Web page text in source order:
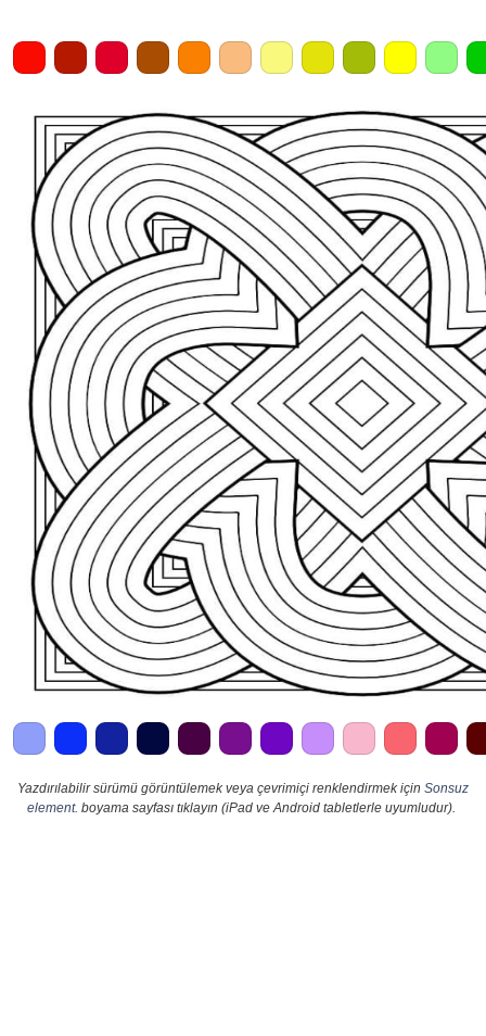
Yazdırılabilir sürümü görüntülemek veya çevrimiçi renklendirmek için Sonsuz
element. boyama sayfası tıklayın (iPad ve Android tabletlerle uyumludur).